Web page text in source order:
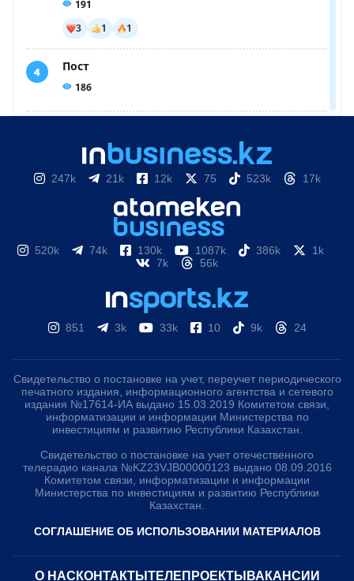
247k 21k 12k 75 523k 17k
520k 74k 130k 1087k 386k
1k
7k
56k
851 3k 33k 10 9k 24
Свидетельство о постановке на учет, переучет периодического
печатного издания, информационного агентства и сетевого
издания №17614-ИА выдано 15.03.2019 Комитетом связи,
информатизации и информации Министерства по
инвестициям и развитию Республики Казахстан.
Свидетельство о постановке на учет отечественного
телерадио канала №KZ23VJB00000123 выдано 08.09.2016
Комитетом связи, информатизации и информации
Министерства по инвестициям и развитию Республики
Казахстан.
СОГЛАШЕНИЕ ОБ ИСПОЛЬЗОВАНИИ МАТЕРИАЛОВ
О НАС КОНТАКТЫ ТЕЛЕПРОЕКТЫ ВАКАНСИИ